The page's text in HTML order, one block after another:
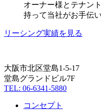
オーナー様とテナン
持って当社がお手伝
リーシング実績を見る
大阪市北区堂島1-5-17
堂島グランドビル7F
TEL: 06-6341-5880
コンセプト